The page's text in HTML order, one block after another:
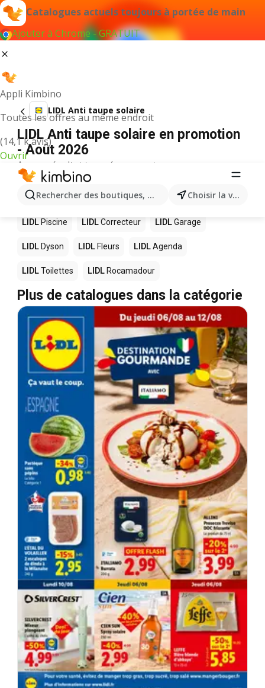
Catalogues actuels toujours à portée de main
Ajouter à Chrome - GRATUIT
Appli Kimbino
Toutes les offres au même endroit
(14,1 k avis)
Ouvrir
Rechercher des boutiques, des catégories, des Choisir la ville
LIDL Anti taupe solaire
LIDL Anti taupe solaire en promotion
- Août 2026
Aucun résultat trouvé pour ce terme.
D’autres produits dans les magasins
LIDL
LIDL Piscine LIDLCorrecteur LIDLGarage
LIDL Dyson LIDL Fleurs LIDLAgenda
LIDLToilettes LIDL Rocamadour
Plus de catalogues dans la catégorie